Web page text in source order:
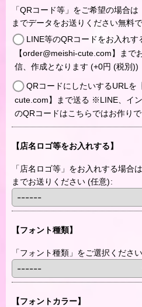
「QRコード等」をご希望の場合
までデータをお送りください無料
LINE等のQRコードをお入れす
【order@meishi-cute.com】まで
信、作成となります (+0円 (税別))
QRコードにしたいするURLを
cute.com】まで送る ※LINE、イ
のQRコードはこちらではお作り
【店名ロゴ等をお入れする】
「店名ロゴ等」をお入れする場合
までお送りください (任意):
【フォント種類】
「フォント種類」をご選択ください
【フォントカラー】